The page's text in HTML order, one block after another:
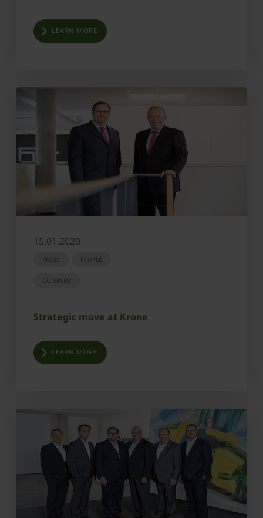
LEARN MORE
15.01.2020
PRESS PEOPLE
COMPANY
Strategic move at Krone
LEARN MORE